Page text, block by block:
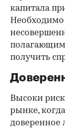
капитала
Необходимо
получить
Высоки
рынке,
доверенное